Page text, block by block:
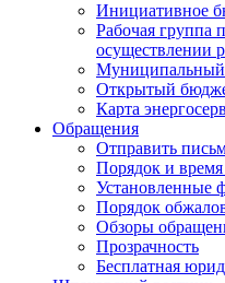
Инициативное
Рабочая группа
осуществлении
Муниципальный
Открытый
Карта
Обращения
Отправить
Порядок и
Установленные
Порядок
Обзоры
Прозрачность
Бесплатная